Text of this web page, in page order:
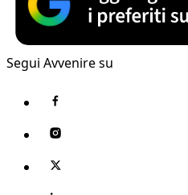
Segui Avvenire su